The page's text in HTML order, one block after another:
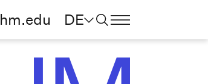
hm.edu DE